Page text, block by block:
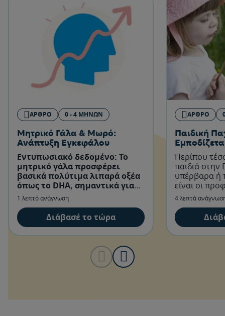
ΆΡΘΡΟ 0 - 4 ΜΗΝΏΝ
Μητρικό Γάλα & Μωρό:
Ανάπτυξη Εγκεφάλου
Εντυπωσιακό δεδομένο: Το
μητρικό γάλα προσφέρει
βασικά πολύτιμα λιπαρά οξέα
όπως το DHA, σημαντικά για
την ανάπτυξη του εγκεφάλου
του μωρού.
1 λεπτό ανάγνωση
Διάβασέ το τώρα
ΆΡΘΡΟ
Παιδική
Περίπου
παιδιά στην
υπέρβαρα ή
είναι οι
μπορείς να
αποφύγεις
4 λεπτά